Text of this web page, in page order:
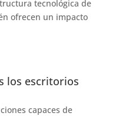
tecnológica de
ofrecen un impacto
los escritorios
capaces de